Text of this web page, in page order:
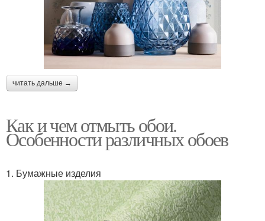
читать дальше →
Как и чем отмыть обои.
Особенности различных обоев
1. Бумажные изделия